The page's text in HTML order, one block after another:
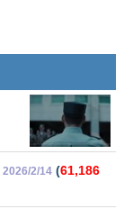
2026/2/14 (61,186